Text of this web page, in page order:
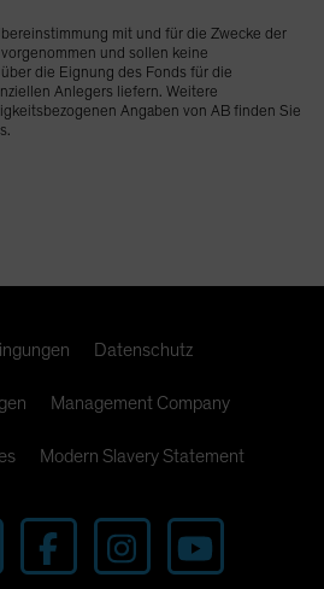
mit und für die Zwecke der
und sollen keine
die Eignung des Fonds für die
Anlegers liefern. Weitere
Angaben von AB finden Sie
Datenschutz
Management Company
Modern Slavery Statement